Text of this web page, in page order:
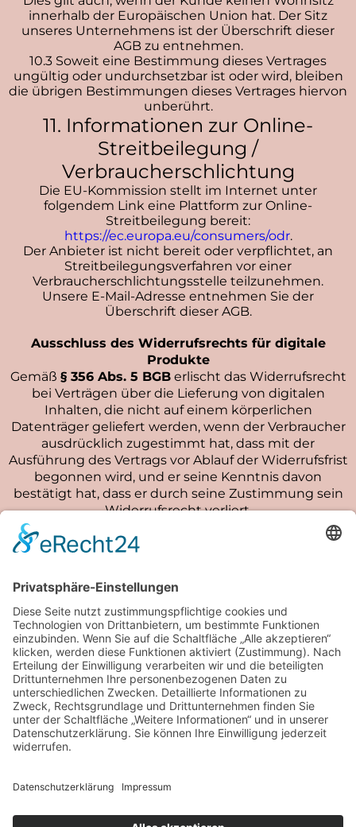
innerhalb der Europäischen Union hat. Der Sitz
unseres Unternehmens ist der Überschrift dieser
AGB zu entnehmen.
10.3 Soweit eine Bestimmung dieses Vertrages
ungültig oder undurchsetzbar ist oder wird, bleiben
die übrigen Bestimmungen dieses Vertrages hiervon
unberührt.
11. Informationen zur Online-
Streitbeilegung /
Verbraucherschlichtung
Die EU-Kommission stellt im Internet unter
folgendem Link eine Plattform zur Online-
Streitbeilegung bereit:
https://ec.europa.eu/consumers/odr.
Der Anbieter ist nicht bereit oder verpflichtet, an
Streitbeilegungsverfahren vor einer
Verbraucherschlichtungsstelle teilzunehmen.
Unsere E-Mail-Adresse entnehmen Sie der
Überschrift dieser AGB.
Ausschluss des Widerrufsrechts für digitale
Produkte
Gemäß § 356 Abs. 5 BGBerlischt das Widerrufsrecht
bei Verträgen über die Lieferung von digitalen
Inhalten, die nicht auf einem körperlichen
Datenträger geliefert werden, wenn der Verbraucher
ausdrücklich zugestimmt hat, dass mit der
Ausführung des Vertrags vor Ablauf der Widerrufsfrist
begonnen wird, und er seine Kenntnis davon
bestätigt hat, dass er durch seine Zustimmung sein
Widerrufsrecht verliert.
Da bei unseren digitalen Produkten alle Inhalte
unmittelbar nach dem Kauf offengelegt werden, ist
ausdrücklich damit einverstanden.
Hinweis gemäß §1 Abs. 1 FernUSG:
Alle Angebote dienen der freien Weiterbildung und
Inspiration. Es stellt keine staatlich anerkannte
Ausbildung dar und fallt nicht unter das
Fernunterrichtsschutzgesetz (FernUSG), da keine
individuelle Betreuung oder Prüfungsleistungen
erbracht werden.